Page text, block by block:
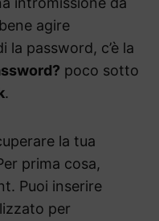
agire
la password, c’è la
poco sotto
.
la tua
prima cosa,
Puoi inserire
per